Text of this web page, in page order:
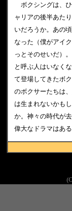
ボクシングは、
ャリアの後半あた
いだろうか。あの
なった（僕がアイ
っとそのせいだ）
と呼ぶ人はいなく
て登場してきたボ
のボクサーたちは
は生まれないかも
か。神々の時代が
偉大なドラマはあ